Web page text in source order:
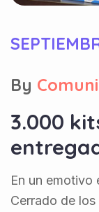
By
3.000
En un emotivo
Cerrado de